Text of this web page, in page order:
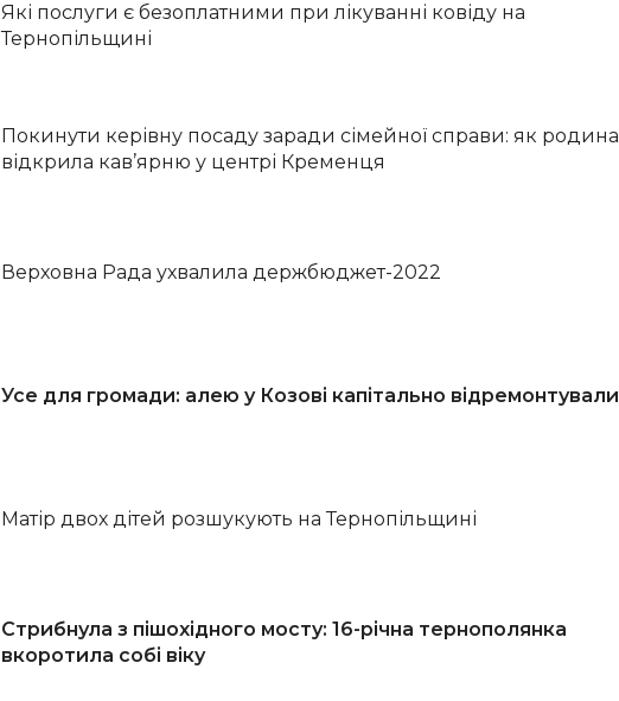
Які послуги є безоплатними при лікуванні ковіду на
Тернопільщині
Покинути керівну посаду заради сімейної справи: як родина
відкрила кав’ярню у центрі Кременця
Верховна Рада ухвалила держбюджет-2022
Усе для громади: алею у Козові капітально відремонтували
Матір двох дітей розшукують на Тернопільщині
Стрибнула з пішохідного мосту: 16-річна тернополянка
вкоротила собі віку